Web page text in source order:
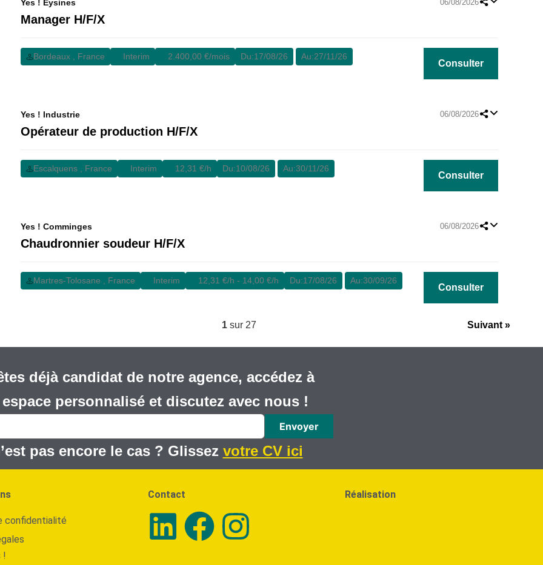
Yes ! Eysines 06/08/2026
Manager H/F/X
Bordeaux , France Interim 2.400,00 €/mois Du:17/08/26 Au:27/11/26
Consulter
Yes ! Industrie 06/08/2026
Opérateur de production H/F/X
Escalquens , France Interim 12,31 €/h Du:10/08/26 Au:30/11/26
Consulter
Yes ! Comminges 06/08/2026
Chaudronnier soudeur H/F/X
Martres-Tolosane , France Interim 12,31 €/h - 14,00 €/h Du:17/08/26 Au:30/09/26
Consulter
1 sur 27 Suivant »
déjà candidat de notre agence, accédez à
personnalisé et discutez avec nous !
Envoyer
pas encore le cas ? Glissez votre CV ici
confidentialité
!
Contact Réalisation